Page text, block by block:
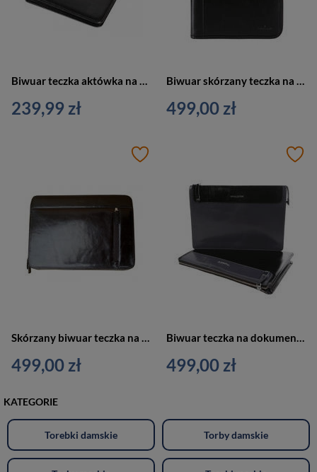
Biwuar teczka aktówka na dokumenty czarna Vip Collection AK-01
239,99 zł
Biwuar skórzany teczka na dokumenty czarna Vip Collection Y115 BL
499,00 zł
499,00 zł 499,00 zł
KATEGORIE
Torebki damskie Torby damskie